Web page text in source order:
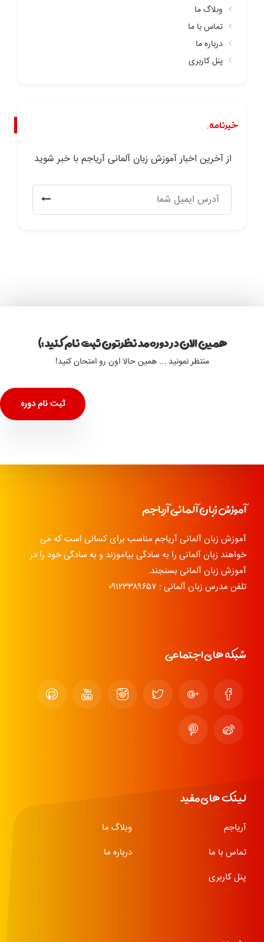
وبلاگ ما
تماس با ما
درباره ما
پنل کاربری
خبرنامه.
از آخرین اخبار آموزش زبان آلمانی آریاجم با خبر شوید
همین الان در دوره مد نظرتون ثبت نام کنید :)
منتظر نمونید ... همین حالا اون رو امتحان کنید!
ثبت نام دوره
آموزش زبان آلمانی آریاجم
آموزش زبان آلمانی آریاجم مناسب برای کسانی است که می
خواهند زبان آلمانی را به سادگی بیاموزند و به سادگی خود را در
آموزش زبان آلمانی بسنجند.
تلفن مدرس زبان آلمانی : ۰۹۱۲۳۳۸۹۶۵۷
شبکه های اجتماعی
لینک های مفید
آریاجم
وبلاگ ما
تماس با ما
درباره ما
پنل کاربری